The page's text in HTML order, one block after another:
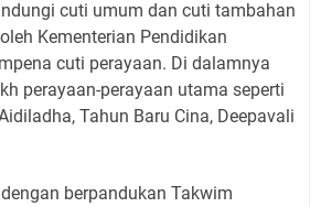
cuti umum dan cuti tambahan
Kementerian Pendidikan
cuti perayaan. Di dalamnya
perayaan-perayaan utama seperti
Tahun Baru Cina, Deepavali
berpandukan Takwim